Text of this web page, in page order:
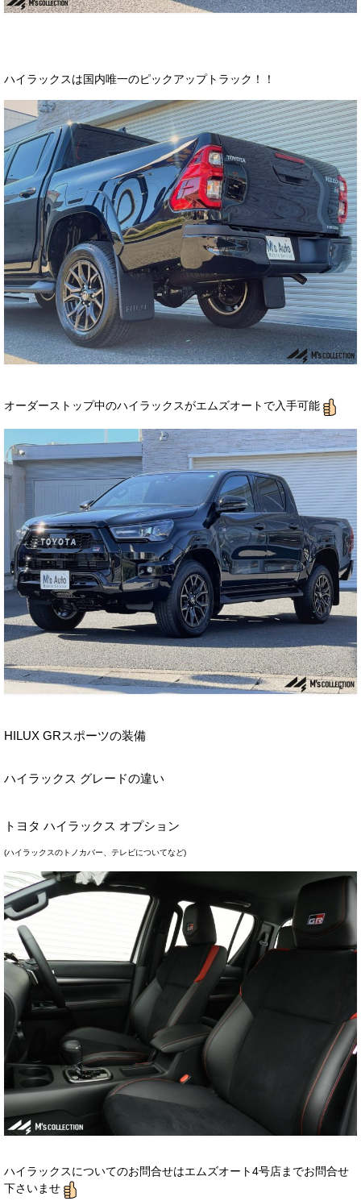
ハイラックスは国内唯一のピックアップトラック！！
オーダーストップ中のハイラックスがエムズオートで入手可能
HILUX GRスポーツの装備
ハイラックス グレードの違い
トヨタ ハイラックス オプション
(ハイラックスのトノカバー、テレビについてなど)
ハイラックスについてのお問合せはエムズオート4号店までお問合せ
下さいませ